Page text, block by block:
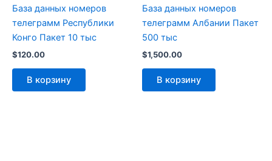
База данных номеров
телеграмм Республики
Конго Пакет 10 тыс
$120.00
В корзину
База данных номеров
телеграмм Албании Пакет
500 тыс
$1,500.00
В корзину